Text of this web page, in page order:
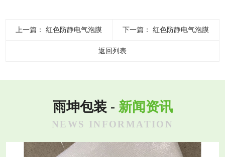
上一篇：红色防静电气泡膜 下一篇：红色防静电气泡膜
返回列表
雨坤包装 - 新闻资讯
NEWS INFORMATION